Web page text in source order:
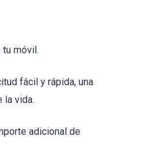
móvil.
fácil y rápida, una
la vida.
adicional de